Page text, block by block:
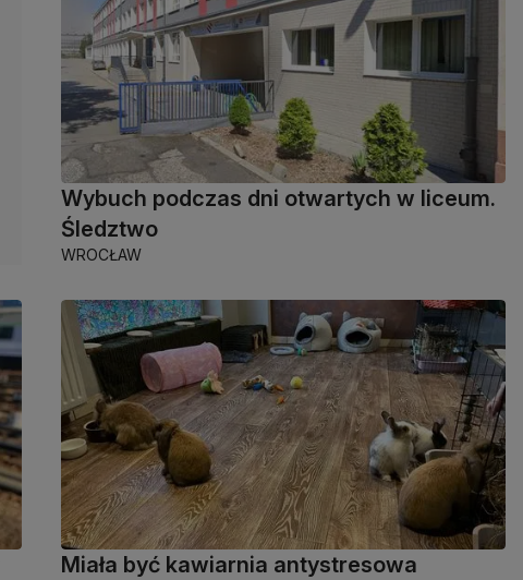
Wybuch podczas dni otwartych w liceum.
Śledztwo
WROCŁAW
Miała być kawiarnia antystresowa